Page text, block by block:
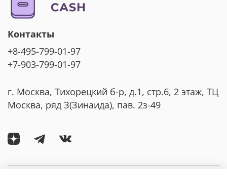
Контакты
+8-495-799-01-97
+7-903-799-01-97
г. Москва, Тихорецкий б-р, д.1, стр.6, 2 этаж, ТЦ
Москва, ряд З(Зинаида), пав. 2з-49